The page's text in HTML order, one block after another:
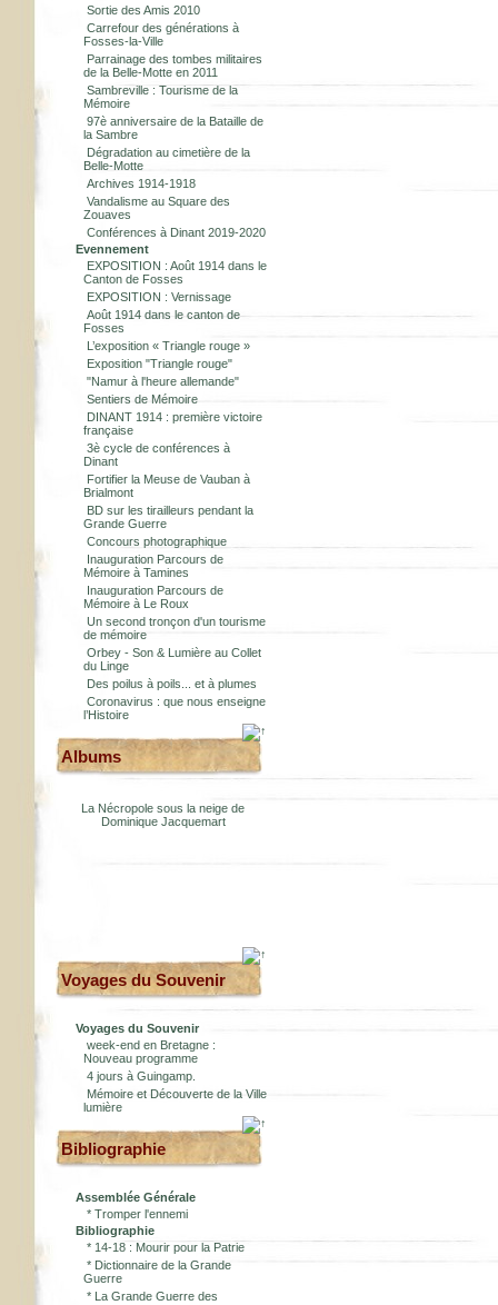
Sortie des Amis 2010
Carrefour des générations à
Fosses-la-Ville
Parrainage des tombes militaires
de la Belle-Motte en 2011
Sambreville : Tourisme de la
Mémoire
97è anniversaire de la Bataille de
la Sambre
Dégradation au cimetière de la
Belle-Motte
Archives 1914-1918
Vandalisme au Square des
Zouaves
Conférences à Dinant 2019-2020
Evennement
EXPOSITION : Août 1914 dans le
Canton de Fosses
EXPOSITION : Vernissage
Août 1914 dans le canton de
Fosses
L’exposition « Triangle rouge »
Exposition "Triangle rouge"
"Namur à l'heure allemande"
Sentiers de Mémoire
DINANT 1914 : première victoire
française
3è cycle de conférences à
Dinant
Fortifier la Meuse de Vauban à
Brialmont
BD sur les tirailleurs pendant la
Grande Guerre
Concours photographique
Inauguration Parcours de
Mémoire à Tamines
Inauguration Parcours de
Mémoire à Le Roux
Un second tronçon d'un tourisme
de mémoire
Orbey - Son & Lumière au Collet
du Linge
Des poilus à poils... et à plumes
Coronavirus : que nous enseigne
l’Histoire
Albums
La Nécropole sous la neige de
Dominique Jacquemart
Voyages du Souvenir
Voyages du Souvenir
week-end en Bretagne :
Nouveau programme
4 jours à Guingamp.
Mémoire et Découverte de la Ville
lumière
Bibliographie
Assemblée Générale
* Tromper l'ennemi
Bibliographie
* 14-18 : Mourir pour la Patrie
* Dictionnaire de la Grande
Guerre
* La Grande Guerre des